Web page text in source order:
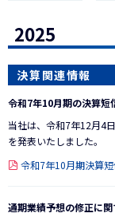
2025
決算関連情報
令和7年10月期の決算短
当社は、令和7年12月4
を発表いたしました。
令和7年10月期決算短
通期業績予想の修正に